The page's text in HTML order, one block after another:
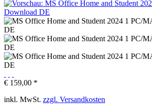
€ 159,00 *
inkl. MwSt. zzgl. Versandkosten